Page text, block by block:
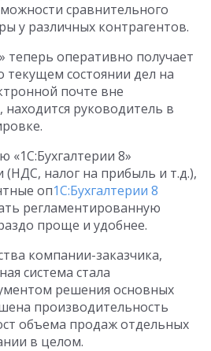
сравнительного
у различных контрагентов.
оперативно получает
текущем состоянии дел на
почте вне
находится руководитель в
«1С:Бухгалтерии 8»
(НДС, налог на прибыль и т.д.),
оп1С:Бухгалтерии 8
регламентированную
проще и удобнее.
компании-заказчика,
система стала
решения основных
производительность
объема продаж отдельных
в целом.